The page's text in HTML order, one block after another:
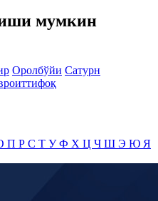
мумкин
Оролбўйи Сатурн
П Р С Т УФ Х Ц Ч Ш Э Ю Я